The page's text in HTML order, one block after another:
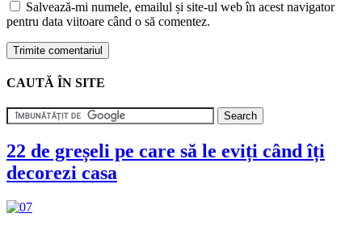
Salvează-mi numele, emailul și site-ul web în acest navigator
pentru data viitoare când o să comentez.
CAUTĂ ÎN SITE
22 de greșeli pe care să le eviți când îți
decorezi casa